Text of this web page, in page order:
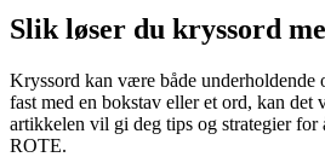
Slik løser du kryssord
Kryssord kan være både underholdende
fast med en bokstav eller et ord, kan det
artikkelen vil gi deg tips og strategier for
ROTE.